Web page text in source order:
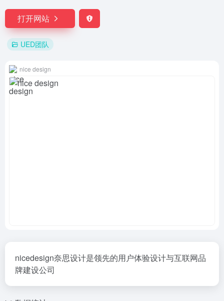
打开网站
UED团队
nice design
nicedesign奈思设计是领先的用户体验设计与互联网品
牌建设公司